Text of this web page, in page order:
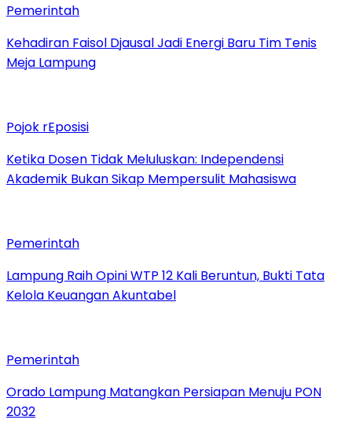
Pemerintah
Kehadiran Faisol Djausal Jadi Energi Baru Tim Tenis
Meja Lampung
Pojok rEposisi
Ketika Dosen Tidak Meluluskan: Independensi
Akademik Bukan Sikap Mempersulit Mahasiswa
Pemerintah
Lampung Raih Opini WTP 12 Kali Beruntun, Bukti Tata
Kelola Keuangan Akuntabel
Pemerintah
Orado Lampung Matangkan Persiapan Menuju PON
2032